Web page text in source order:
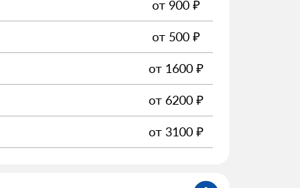
от 900 ₽
от 500 ₽
от 1600 ₽
от 6200 ₽
от 3100 ₽